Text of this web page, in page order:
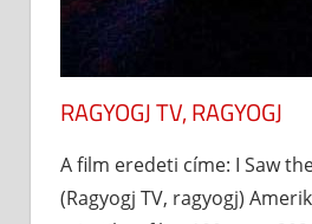
RAGYOGJ TV, RAGYOGJ
A film eredeti címe: I Saw
(Ragyogj TV, ragyogj)